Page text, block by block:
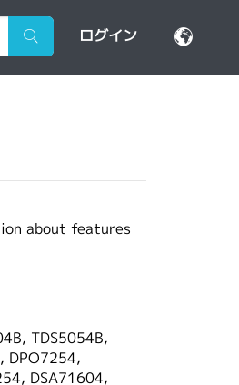
ログイン
about features
TDS5054B,
DPO7254,
DSA71604,